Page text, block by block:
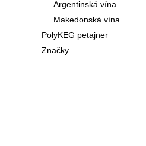
Argentinská vína
Makedonská vína
PolyKEG petajner
Značky